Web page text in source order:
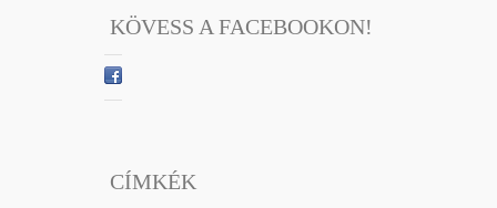
KÖVESS A FACEBOOKON!
CÍMKÉK